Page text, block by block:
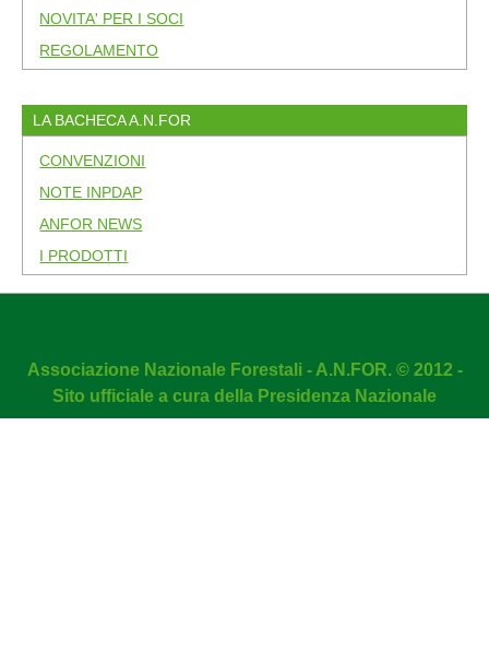
NOVITA' PER I SOCI
REGOLAMENTO
LA BACHECA A.N.FOR
CONVENZIONI
NOTE INPDAP
ANFOR NEWS
I PRODOTTI
Associazione Nazionale Forestali - A.N.FOR. © 2012 -
Sito ufficiale a cura della Presidenza Nazionale